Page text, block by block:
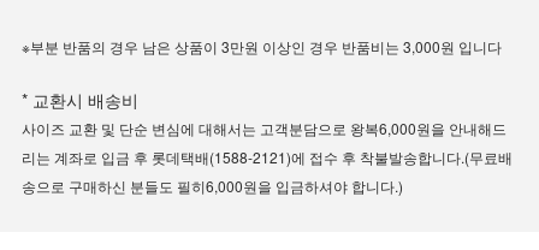
※부분 반품의 경우 남은 상품이 3만원 이상인 경우 반품비는 3,000원 입니다
* 교환시 배송비
사이즈 교환 및 단순 변심에 대해서는 고객분담으로 왕복6,000원을 안내해드
리는 계좌로 입금 후 롯데택배(1588-2121)에 접수 후 착불발송합니다.(무료배
송으로 구매하신 분들도 필히6,000원을 입금하셔야 합니다.)